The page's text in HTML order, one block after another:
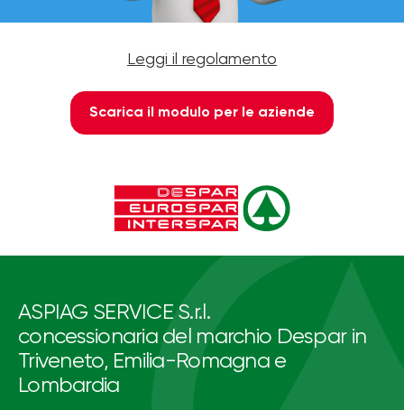
Leggi il regolamento
Scarica il modulo per le aziende
ASPIAG SERVICE S.r.l.
concessionaria del marchio Despar in
Triveneto, Emilia-Romagna e
Lombardia